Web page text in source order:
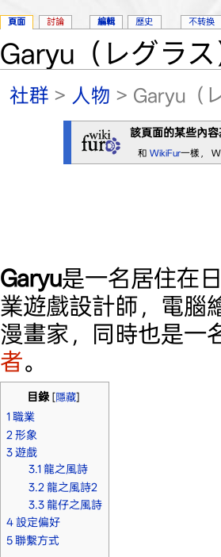
Garyu（レグラ
社群 > 人物 > Garyu（
該頁面的某些內
和 WikiFur一樣，
Garyu是一名居住在
業遊戲設計師，電腦
漫畫家，同時也是一
者。
目錄[隱藏]
1 職業
2 形象
3 遊戲
3.1 龍之風詩
3.2龍之風詩2
3.3龍仔之風詩
4 設定偏好
5 聯繫方式
頁面 討論 編輯 歷史 不转换